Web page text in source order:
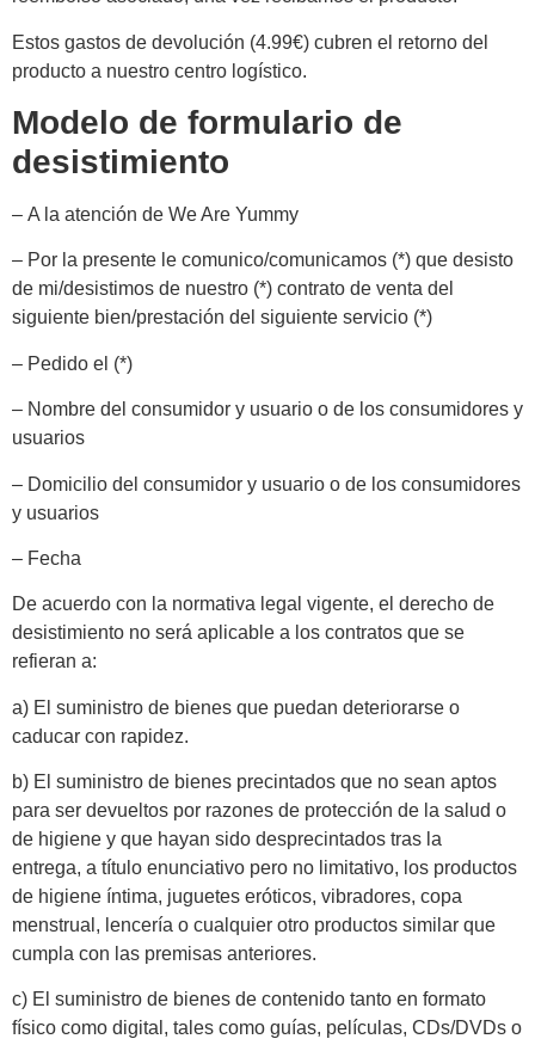
Estos gastos de devolución (4.99€) cubren el retorno del
producto a nuestro centro logístico.
Modelo de formulario de
desistimiento
– A la atención de We Are Yummy
– Por la presente le comunico/comunicamos (*) que desisto
de mi/desistimos de nuestro (*) contrato de venta del
siguiente bien/prestación del siguiente servicio (*)
– Pedido el (*)
– Nombre del consumidor y usuario o de los consumidores y
usuarios
– Domicilio del consumidor y usuario o de los consumidores
y usuarios
– Fecha
De acuerdo con la normativa legal vigente, el derecho de
desistimiento no será aplicable a los contratos que se
refieran a:
a) El suministro de bienes que puedan deteriorarse o
caducar con rapidez.
b) El suministro de bienes precintados que no sean aptos
para ser devueltos por razones de protección de la salud o
de higiene y que hayan sido desprecintados tras la
entrega, a título enunciativo pero no limitativo, los productos
de higiene íntima, juguetes eróticos, vibradores, copa
menstrual, lencería o cualquier otro productos similar que
cumpla con las premisas anteriores.
c) El suministro de bienes de contenido tanto en formato
físico como digital, tales como guías, películas, CDs/DVDs o